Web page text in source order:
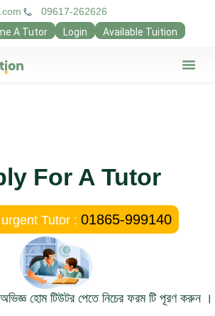
09617-262626
A Tutor Login Available Tuition
For A Tutor
Tutor : 01865-999140
হোম টিউটর পেতে নিচের ফরম টি পূরণ করুন ।